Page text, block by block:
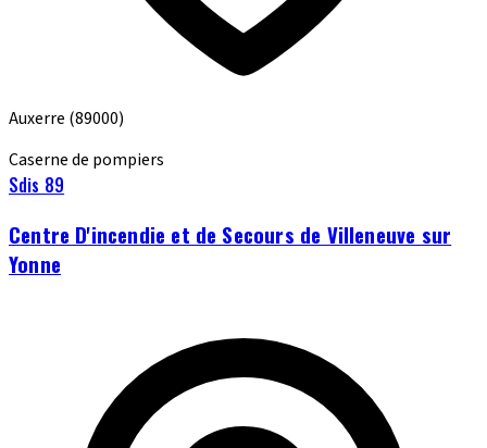
Auxerre (89000)
Caserne de pompiers
Sdis 89
Centre D'incendie et de Secours de Villeneuve sur
Yonne